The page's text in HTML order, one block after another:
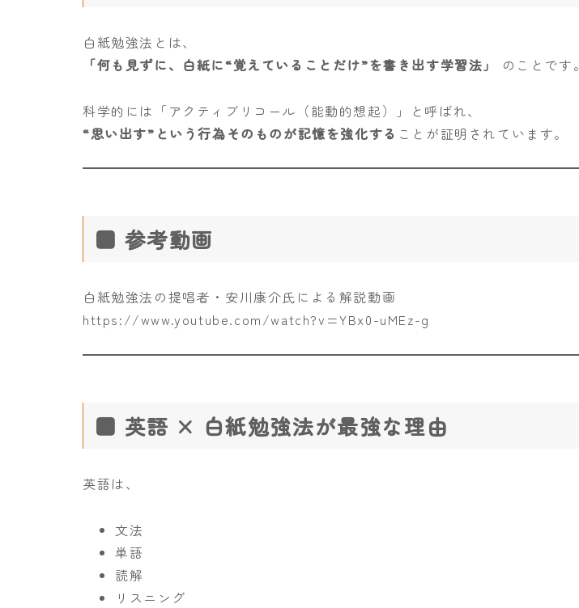
白紙勉強法とは、
「何も見ずに、白紙に“覚えていることだけ”を書き出す学習法」
のことです。
科学的には「アクティブリコール（能動的想起）」と呼ばれ、
“思い出す”という行為そのものが記憶を強化する ことが証明されています。
■ 参考動画
白紙勉強法の提唱者・安川康介氏による解説動画
https://www.youtube.com/watch?v=YBx0-uMEz-g
■ 英語 × 白紙勉強法が最強な理由
英語は、
文法
単語
読解
リスニング